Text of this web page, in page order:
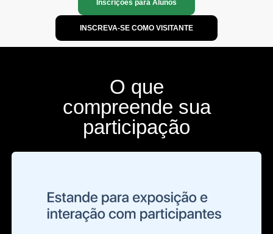
Inscrições para Alunos
INSCREVA-SE COMO VISITANTE
O que
compreende sua
participação